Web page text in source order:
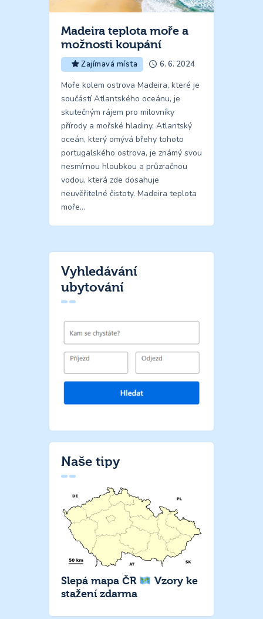
Madeira teplota moře a
možnosti koupání
Zajímavá místa 6. 6. 2024
Moře kolem ostrova Madeira, které je
součástí Atlantského oceánu, je
skutečným rájem pro milovníky
přírody a mořské hladiny. Atlantský
oceán, který omývá břehy tohoto
portugalského ostrova, je známý svou
nesmírnou hloubkou a průzračnou
vodou, která zde dosahuje
neuvěřitelné čistoty. Madeira teplota
moře…
Vyhledávání
ubytování
Naše tipy
Slepá mapa ČR
Vzory ke
stažení zdarma